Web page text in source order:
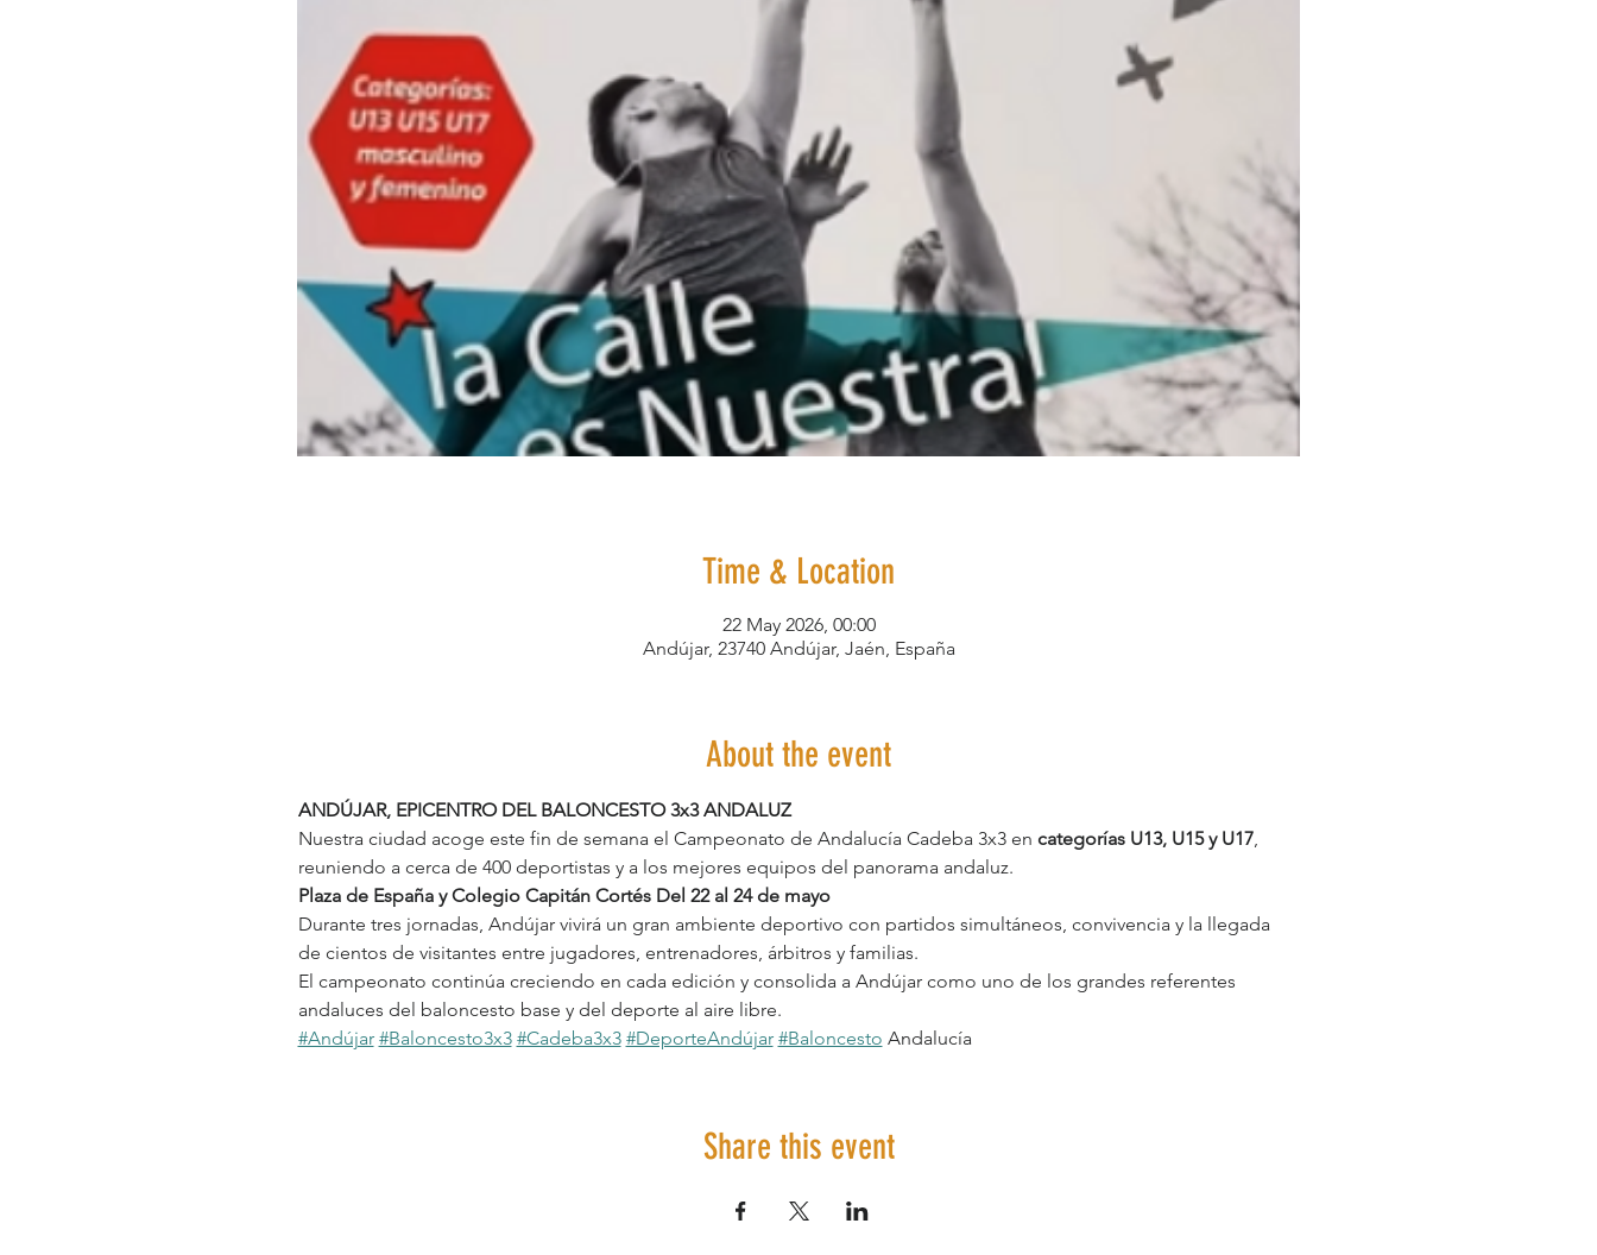
Time & Location
22 May 2026, 00:00
Andújar, 23740 Andújar, Jaén, España
About the event
ANDÚJAR, EPICENTRO DEL BALONCESTO 3x3 ANDALUZ
Nuestra ciudad acoge este fin de semana el Campeonato de Andalucía Cadeba 3x3 en categorías U13, U15 y U17,
reuniendo a cerca de 400 deportistas y a los mejores equipos del panorama andaluz.
Plaza de España y Colegio Capitán Cortés Del 22 al 24 de mayo
Durante tres jornadas, Andújar vivirá un gran ambiente deportivo con partidos simultáneos, convivencia y la llegada
de cientos de visitantes entre jugadores, entrenadores, árbitros y familias.
El campeonato continúa creciendo en cada edición y consolida a Andújar como uno de los grandes referentes
andaluces del baloncesto base y del deporte al aire libre.
#Andújar #Baloncesto3x3 #Cadeba3x3 #DeporteAndújar #Baloncesto Andalucía
Share this event